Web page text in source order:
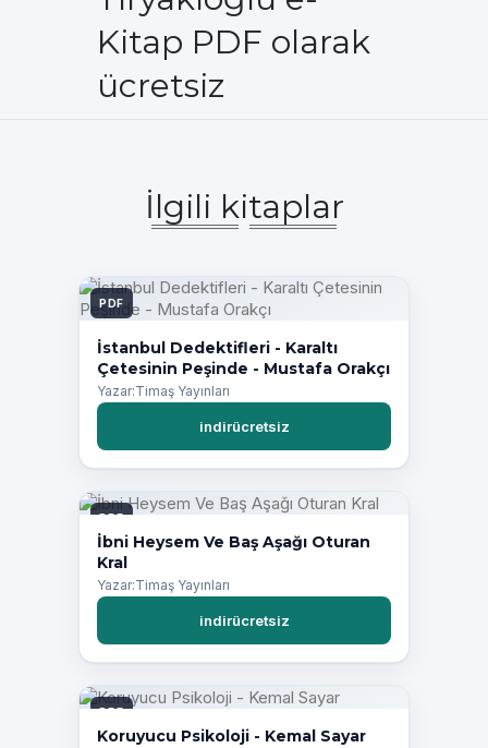
Kitap PDF olarak
ücretsiz
İlgili kitaplar
PDF
İstanbul Dedektifleri - Karaltı
Çetesinin Peşinde - Mustafa Orakçı
Yazar:Timaş Yayınları
indirücretsiz
PDF
İbni Heysem Ve Baş Aşağı Oturan
Kral
Yazar:Timaş Yayınları
indirücretsiz
PDF
Koruyucu Psikoloji - Kemal Sayar